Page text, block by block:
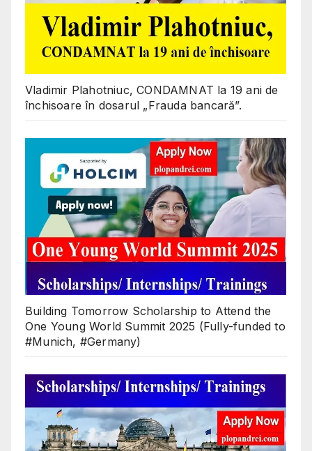
Vladimir Plahotniuc, CONDAMNAT la 19 ani de
închisoare în dosarul „Frauda bancară”.
Building Tomorrow Scholarship to Attend the
One Young World Summit 2025 (Fully-funded to
#Munich, #Germany)